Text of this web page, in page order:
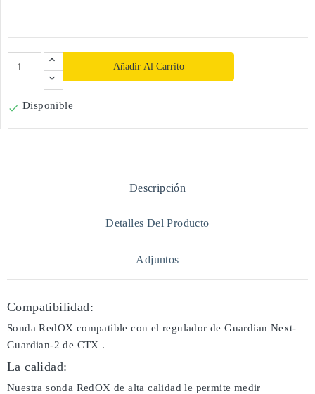
Añadir Al Carrito
 Disponible
Descripción
Detalles Del Producto
Adjuntos
Compatibilidad:
Sonda RedOX compatible con el regulador de Guardian Next-
Guardian-2 de CTX .
La calidad:
Nuestra sonda RedOX de alta calidad le permite medir